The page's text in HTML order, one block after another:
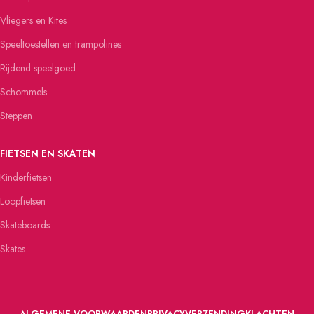
Vliegers en Kites
Speeltoestellen en trampolines
Rijdend speelgoed
Schommels
Steppen
FIETSEN EN SKATEN
Kinderfietsen
Loopfietsen
Skateboards
Skates